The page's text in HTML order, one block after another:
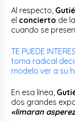
Al respecto,
el concierto de la
cuando se
TE PUEDE
toma radical
modelo ver a su
En esa línea,
dos grandes
«limaran